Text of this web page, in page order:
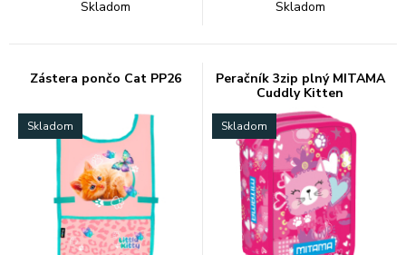
Skladom Skladom
Zástera pončo Cat PP26
Skladom
Peračník 3zip plný MITAMA
Cuddly Kitten
Skladom